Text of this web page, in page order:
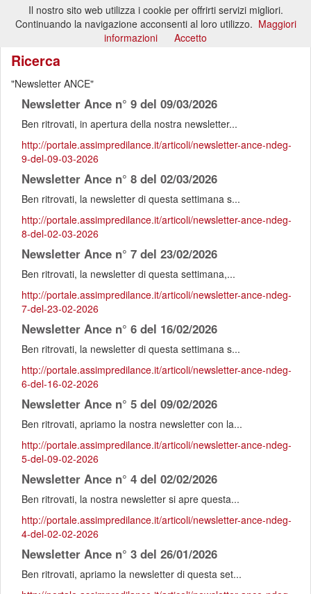
Ricerca
Newsletter ANCE
Newsletter Ance n° 9 del 09/03/2026
Ben ritrovati, in apertura della nostra newsletter...
http://portale.assimpredilance.it/articoli/newsletter-ance-ndeg-
9-del-09-03-2026
Newsletter Ance n° 8 del 02/03/2026
Ben ritrovati, la newsletter di questa settimana s...
http://portale.assimpredilance.it/articoli/newsletter-ance-ndeg-
8-del-02-03-2026
Newsletter Ance n° 7 del 23/02/2026
Ben ritrovati, la newsletter di questa settimana,...
http://portale.assimpredilance.it/articoli/newsletter-ance-ndeg-
7-del-23-02-2026
Newsletter Ance n° 6 del 16/02/2026
Ben ritrovati, la newsletter di questa settimana s...
http://portale.assimpredilance.it/articoli/newsletter-ance-ndeg-
6-del-16-02-2026
Newsletter Ance n° 5 del 09/02/2026
Ben ritrovati, apriamo la nostra newsletter con la...
http://portale.assimpredilance.it/articoli/newsletter-ance-ndeg-
5-del-09-02-2026
Newsletter Ance n° 4 del 02/02/2026
Ben ritrovati, la nostra newsletter si apre questa...
http://portale.assimpredilance.it/articoli/newsletter-ance-ndeg-
4-del-02-02-2026
Newsletter Ance n° 3 del 26/01/2026
Ben ritrovati, apriamo la newsletter di questa set...
Il nostro sito web utilizza i cookie per offrirti servizi migliori.
Continuando la navigazione acconsenti al loro utilizzo. Maggiori
informazioni
Accetto